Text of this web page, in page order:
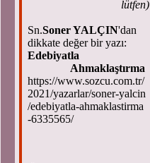
lütfen)
Sn.Soner YALÇIN'dan
dikkate değer bir yazı:
Edebiyatla
Ahmaklaştırma
https://www.sozcu.com.tr/
2021/yazarlar/soner-yalcin
/edebiyatla-ahmaklastirma
-6335565/